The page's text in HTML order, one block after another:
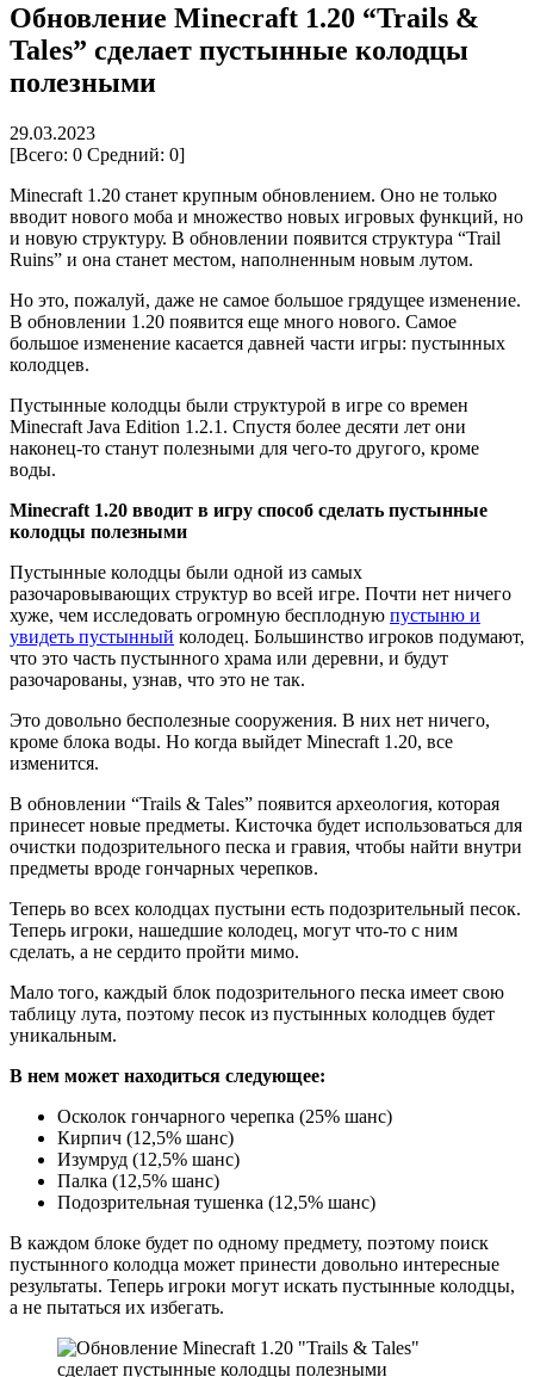
Обновление Minecraft 1.20 “Trails &
Tales” сделает пустынные колодцы
полезными
29.03.2023
[Всего: 0 Средний: 0]
Minecraft 1.20 станет крупным обновлением. Оно не только
вводит нового моба и множество новых игровых функций, но
и новую структуру. В обновлении появится структура “Trail
Ruins” и она станет местом, наполненным новым лутом.
Но это, пожалуй, даже не самое большое грядущее изменение.
В обновлении 1.20 появится еще много нового. Самое
большое изменение касается давней части игры: пустынных
колодцев.
Пустынные колодцы были структурой в игре со времен
Minecraft Java Edition 1.2.1. Спустя более десяти лет они
наконец-то станут полезными для чего-то другого, кроме
воды.
Minecraft 1.20 вводит в игру способ сделать пустынные
колодцы полезными
Пустынные колодцы были одной из самых
разочаровывающих структур во всей игре. Почти нет ничего
хуже, чем исследовать огромную бесплодную пустыню и
увидеть пустынный колодец. Большинство игроков подумают,
что это часть пустынного храма или деревни, и будут
разочарованы, узнав, что это не так.
Это довольно бесполезные сооружения. В них нет ничего,
кроме блока воды. Но когда выйдет Minecraft 1.20, все
изменится.
В обновлении “Trails & Tales” появится археология, которая
принесет новые предметы. Кисточка будет использоваться для
очистки подозрительного песка и гравия, чтобы найти внутри
предметы вроде гончарных черепков.
Теперь во всех колодцах пустыни есть подозрительный песок.
Теперь игроки, нашедшие колодец, могут что-то с ним
сделать, а не сердито пройти мимо.
Мало того, каждый блок подозрительного песка имеет свою
таблицу лута, поэтому песок из пустынных колодцев будет
уникальным.
В нем может находиться следующее:
Осколок гончарного черепка (25% шанс)
Кирпич (12,5% шанс)
Изумруд (12,5% шанс)
Палка (12,5% шанс)
Подозрительная тушенка (12,5% шанс)
В каждом блоке будет по одному предмету, поэтому поиск
пустынного колодца может принести довольно интересные
результаты. Теперь игроки могут искать пустынные колодцы,
а не пытаться их избегать.